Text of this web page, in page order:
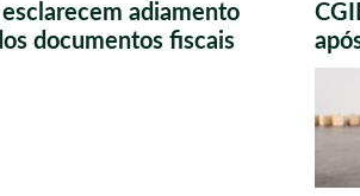
adiamento
documentos fiscais